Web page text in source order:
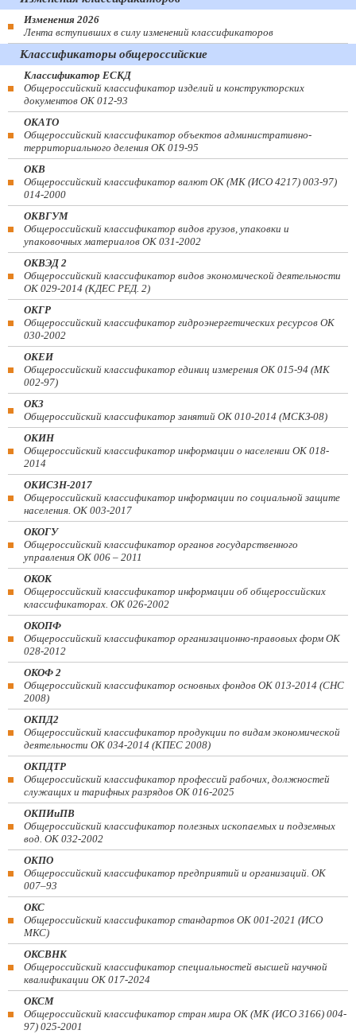
Изменения 2026
Лента вступивших в силу изменений классификаторов
Классификаторы общероссийские
Классификатор ЕСКД
Общероссийский классификатор изделий и конструкторских
документов ОК 012-93
ОКАТО
Общероссийский классификатор объектов административно-
территориального деления ОК 019-95
ОКВ
Общероссийский классификатор валют ОК (МК (ИСО 4217) 003-97)
014-2000
ОКВГУМ
Общероссийский классификатор видов грузов, упаковки и
упаковочных материалов ОК 031-2002
ОКВЭД 2
Общероссийский классификатор видов экономической деятельности
ОК 029-2014 (КДЕС РЕД. 2)
ОКГР
Общероссийский классификатор гидроэнергетических ресурсов ОК
030-2002
ОКЕИ
Общероссийский классификатор единиц измерения ОК 015-94 (МК
002-97)
ОКЗ
Общероссийский классификатор занятий ОК 010-2014 (МСКЗ-08)
ОКИН
Общероссийский классификатор информации о населении ОК 018-
2014
ОКИСЗН-2017
Общероссийский классификатор информации по социальной защите
населения. ОК 003-2017
ОКОГУ
Общероссийский классификатор органов государственного
управления ОК 006 – 2011
ОКОК
Общероссийский классификатор информации об общероссийских
классификаторах. ОК 026-2002
ОКОПФ
Общероссийский классификатор организационно-правовых форм ОК
028-2012
ОКОФ 2
Общероссийский классификатор основных фондов ОК 013-2014 (СНС
2008)
ОКПД2
Общероссийский классификатор продукции по видам экономической
деятельности ОК 034-2014 (КПЕС 2008)
ОКПДТР
Общероссийский классификатор профессий рабочих, должностей
служащих и тарифных разрядов ОК 016-2025
ОКПИиПВ
Общероссийский классификатор полезных ископаемых и подземных
вод. ОК 032-2002
ОКПО
Общероссийский классификатор предприятий и организаций. ОК
007–93
ОКС
Общероссийский классификатор стандартов ОК 001-2021 (ИСО
МКС)
ОКСВНК
Общероссийский классификатор специальностей высшей научной
квалификации ОК 017-2024
ОКСМ
Общероссийский классификатор стран мира ОК (МК (ИСО 3166) 004-
97) 025-2001